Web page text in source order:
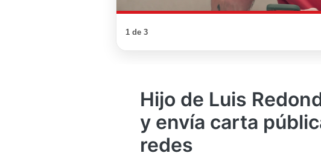
1 de 3
Hijo de Luis
y envía carta
redes